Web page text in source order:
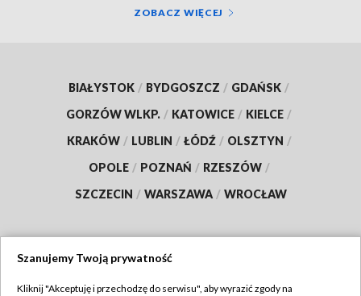
ZOBACZ WIĘCEJ
BIAŁYSTOK / BYDGOSZCZ / GDAŃSK /
GORZÓW WLKP. / KATOWICE / KIELCE /
KRAKÓW / LUBLIN / ŁÓDŹ / OLSZTYN /
OPOLE / POZNAŃ / RZESZÓW /
SZCZECIN / WARSZAWA / WROCŁAW
Szanujemy Twoją prywatność
Kliknij "Akceptuję i przechodzę do serwisu", aby wyrazić zgody na